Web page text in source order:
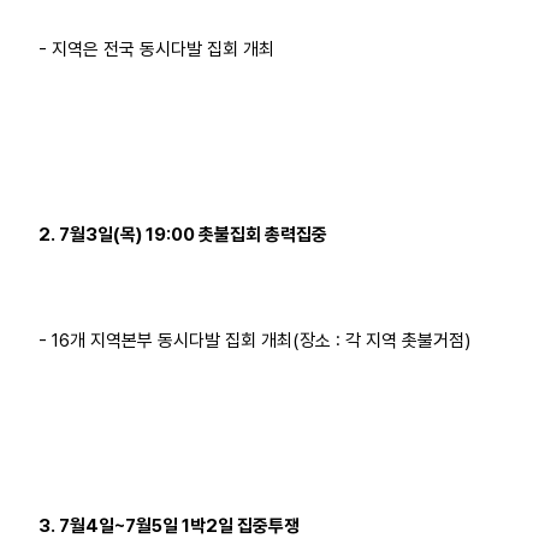
- 지역은 전국 동시다발 집회 개최
2. 7월3일(목) 19:00 촛불집회 총력집중
- 16개 지역본부 동시다발 집회 개최(장소 : 각 지역 촛불거점)
3. 7월4일~7월5일 1박2일 집중투쟁